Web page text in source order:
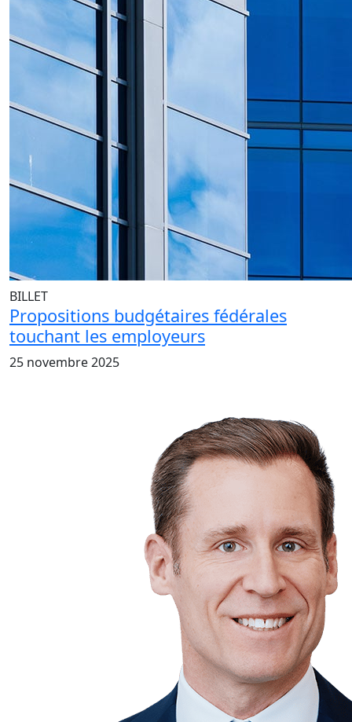
BILLET
Propositions budgétaires fédérales
touchant les employeurs
25 novembre 2025